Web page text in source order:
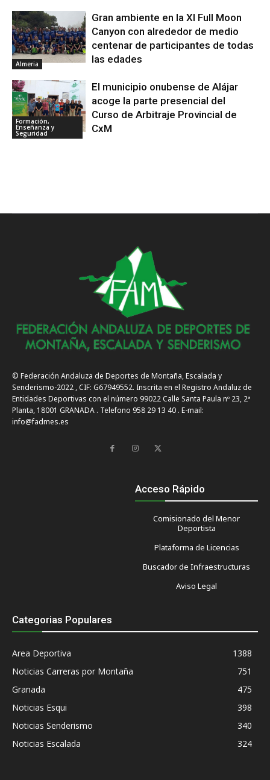
Almeria
Gran ambiente en la XI Full Moon
Canyon con alrededor de medio
centenar de participantes de todas
las edades
Formación,
Enseñanza y
Seguridad
El municipio onubense de Alájar
acoge la parte presencial del
Curso de Arbitraje Provincial de
CxM
© Federación Andaluza de Deportes de Montaña, Escalada y
Senderismo-2022 , CIF: G67949552. Inscrita en el Registro Andaluz de
Entidades Deportivas con el número 99022 Calle Santa Paula nº 23, 2ª
Planta, 18001 GRANADA . Telefono 958 29 13 40 . E-mail:
info@fadmes.es
Acceso Rápido
Comisionado del Menor
Deportista
Plataforma de Licencias
Buscador de Infraestructuras
Aviso Legal
Categorias Populares
Area Deportiva
1388
Noticias Carreras por Montaña
751
Granada
475
Noticias Esqui
398
Noticias Senderismo
340
Noticias Escalada
324